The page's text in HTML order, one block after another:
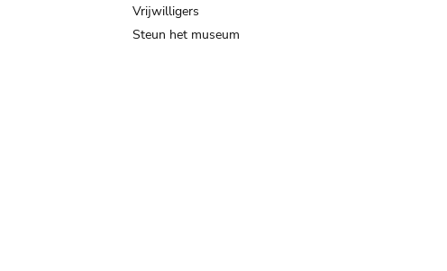
Vrijwilligers
Steun het museum